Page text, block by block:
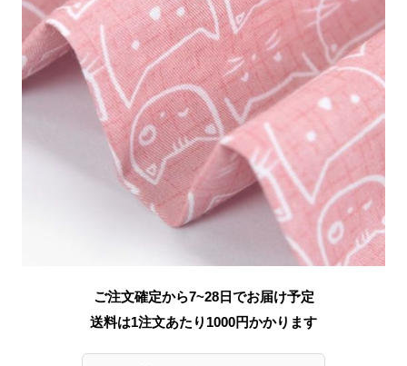
ご注文確定から7~28日でお届け予定
送料は1注文あたり 1000円かかります